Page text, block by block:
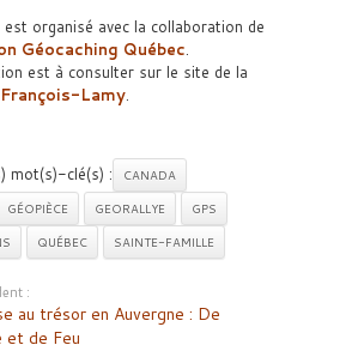
est organisé avec la collaboration de
Géocaching Québec.
est à consulter sur le site de la
Lamy.
mot(s)-clé(s) :
CANADA
GÉOPIÈCE GEORALLYE
GPS
QUÉBEC SAINTE-FAMILLE
:
au trésor en Auvergne : De
et de Feu